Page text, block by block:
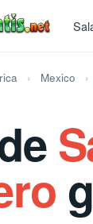
Mexico